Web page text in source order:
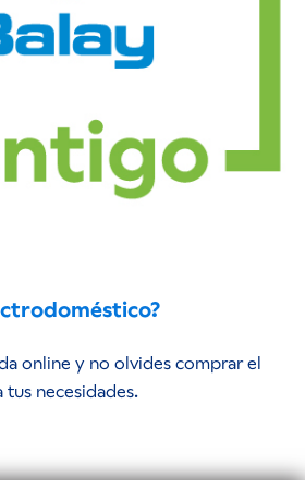
online y no olvides comprar el
tus necesidades.